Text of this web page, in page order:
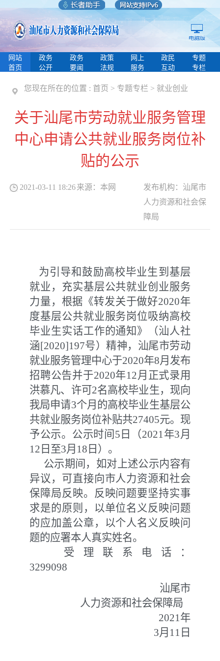
网站
首页
政务
公开
政务
要闻
政策
法规
网上
服务
政民
互动
专题
专栏
您现在所在的位置 : 首页 > 专题专栏 > 就业创业
关于汕尾市劳动就业服务管理
中心申请公共就业服务岗位补
贴的公示
2021-03-11 18:26来源： 本网 发布机构： 汕尾市
人力资源和社会保
障局
为引导和鼓励高校毕业生到基层
就业，充实基层公共就业创业服务
力量，根据《转发关于做好2020年
度基层公共就业服务岗位吸纳高校
毕业生实话工作的通知》（汕人社
涵[2020]197号）精神，汕尾市劳动
就业服务管理中心于2020年8月发布
招聘公告并于2020年12月正式录用
洪慕凡、许可2名高校毕业生，现向
我局申请3个月的高校毕业生基层公
共就业服务岗位补贴共27405元。现
予公示。公示时间5日（2021年3月
12日至3月18日）。
公示期间，如对上述公示内容有
异议，可直接向市人力资源和社会
保障局反映。反映问题要坚持实事
求是的原则，以单位名义反映问题
的应加盖公章，以个人名义反映问
题的应署本人真实姓名。
受理联系电话：
3299098
汕尾市
人力资源和社会保障局
2021年
3月11日